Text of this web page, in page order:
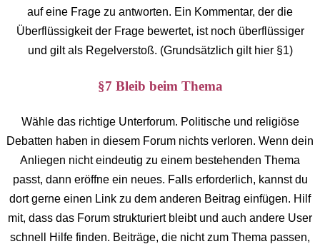
auf eine Frage zu antworten. Ein Kommentar, der die
Überflüssigkeit der Frage bewertet, ist noch überflüssiger
und gilt als Regelverstoß. (Grundsätzlich gilt hier §1)
§7 Bleib beim Thema
Wähle das richtige Unterforum. Politische und religiöse
Debatten haben in diesem Forum nichts verloren. Wenn dein
Anliegen nicht eindeutig zu einem bestehenden Thema
passt, dann eröffne ein neues. Falls erforderlich, kannst du
dort gerne einen Link zu dem anderen Beitrag einfügen. Hilf
mit, dass das Forum strukturiert bleibt und auch andere User
schnell Hilfe finden. Beiträge, die nicht zum Thema passen,